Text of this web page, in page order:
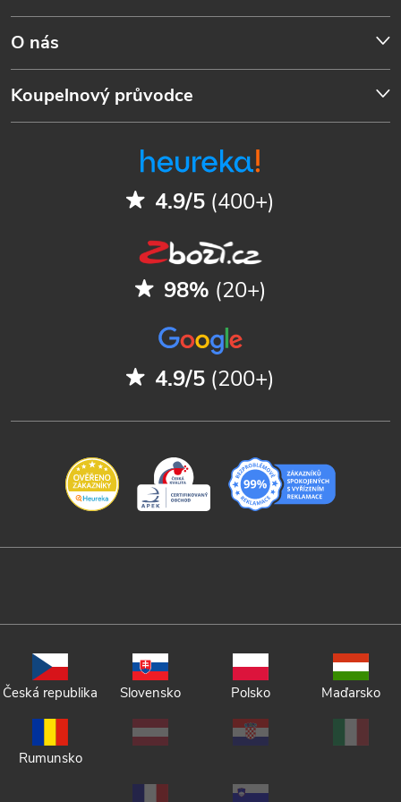
O nás
Koupelnový průvodce
4.9/5 (400+)
98% (20+)
4.9/5 (200+)
Česká republika Slovensko Polsko Maďarsko
Rumunsko